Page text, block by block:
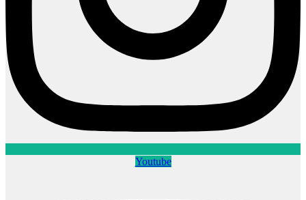
Youtube